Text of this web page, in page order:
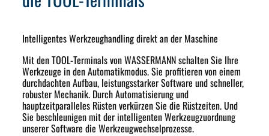
Intelligentes Werkzeughandling direkt an der Maschine
Mit den TOOL-Terminals von WASSERMANN schalten Sie Ihre
Werkzeuge in den Automatikmodus. Sie profitieren von einem
durchdachten Aufbau, leistungsstarker Software und schneller,
robuster Mechanik. Durch Automatisierung und
hauptzeitparalleles Rüsten verkürzen Sie die Rüstzeiten. Und
Sie beschleunigen mit der intelligenten Werkzeugzuordnung
unserer Software die Werkzeugwechselprozesse.